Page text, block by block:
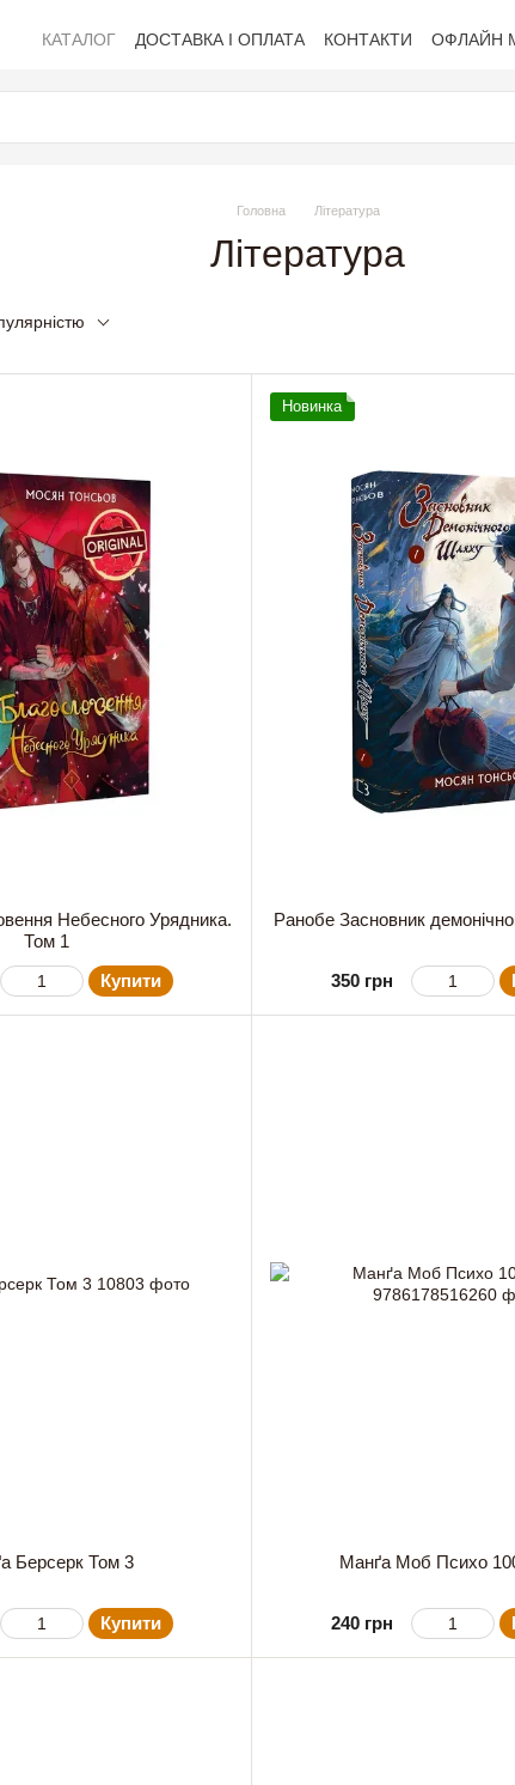
КАТАЛОГ ДОСТАВКА І ОПЛАТА КОНТАКТИ ОФЛАЙН
Головна Література
Література
Небесного Урядника.
Том 1
Купити
Новинка
Ранобе Засновник
350 грн
Берсерк Том 3
Купити
Манґа Моб Психо
240 грн